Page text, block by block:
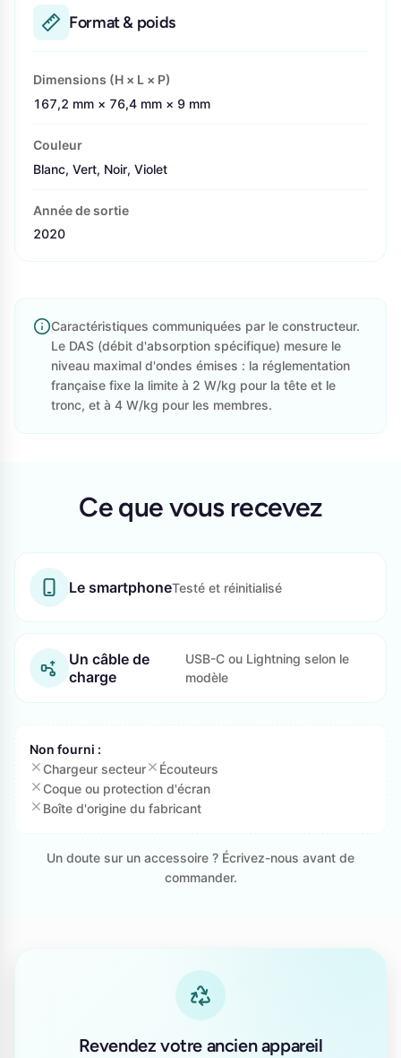
Format & poids
Dimensions (H × L × P)
167,2 mm × 76,4 mm × 9 mm
Couleur
Blanc, Vert, Noir, Violet
Année de sortie
2020
Caractéristiques communiquées par le constructeur.
Le DAS (débit d'absorption spécifique) mesure le
niveau maximal d'ondes émises : la réglementation
française fixe la limite à 2 W/kg pour la tête et le
tronc, et à 4 W/kg pour les membres.
Ce que vous recevez
Le smartphoneTesté et réinitialisé
Un câble de
charge
USB-C ou Lightning selon le
modèle
Non fourni :
Chargeur secteur
Écouteurs
Coque ou protection d'écran
Boîte d'origine du fabricant
Un doute sur un accessoire ? Écrivez-nous avant de
commander.
Revendez votre ancien appareil